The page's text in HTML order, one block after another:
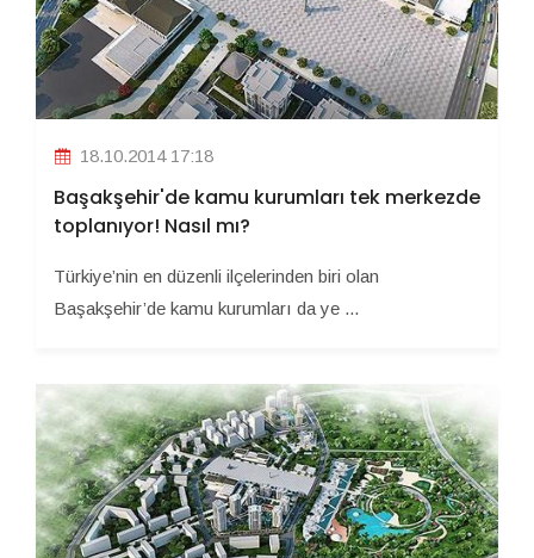
18.10.2014 17:18
Başakşehir'de kamu kurumları tek merkezde
toplanıyor! Nasıl mı?
Türkiye’nin en düzenli ilçelerinden biri olan
Başakşehir’de kamu kurumları da ye ...